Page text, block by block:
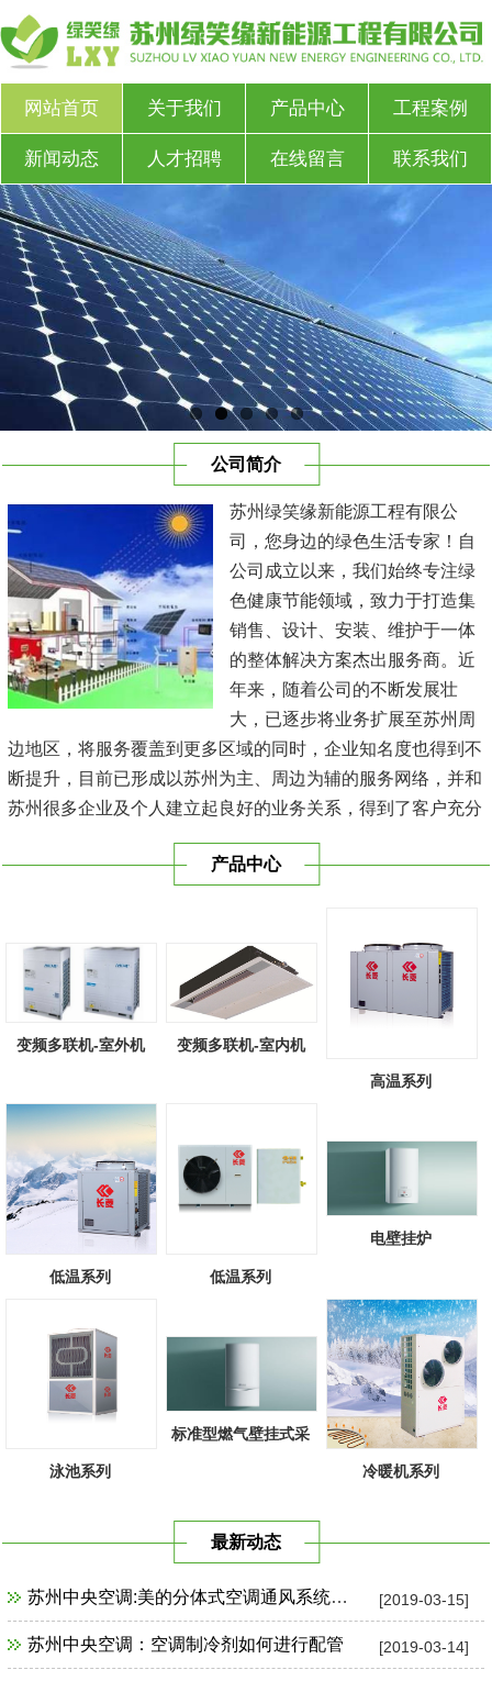
网站首页 关于我们 产品中心 工程案例
新闻动态 人才招聘 在线留言 联系我们
公司简介
苏州绿笑缘新能源工程有限公
司，您身边的绿色生活专家！自
公司成立以来，我们始终专注绿
色健康节能领域，致力于打造集
销售、设计、安装、维护于一体
的整体解决方案杰出服务商。近
年来，随着公司的不断发展壮
大，已逐步将业务扩展至苏州周
边地区，将服务覆盖到更多区域的同时，企业知名度也得到不
断提升，目前已形成以苏州为主、周边为辅的服务网络，并和
苏州很多企业及个人建立起良好的业务关系，得到了客户充分
与时俱进，树立良好的企业形象，以优质的服务、优质的技术
产品中心
变频多联机-室外机 变频多联机-室内机
高温系列
低温系列 低温系列
电壁挂炉
泳池系列
标准型燃气壁挂式采
冷暖机系列
最新动态
[2019-03-15]
苏州中央空调:美的分体式空调通风系统故障检修
[2019-03-14]
苏州中央空调：空调制冷剂如何进行配管